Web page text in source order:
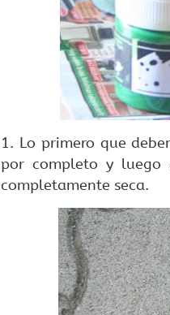
1. Lo primero que
por completo y luego
completamente seca.